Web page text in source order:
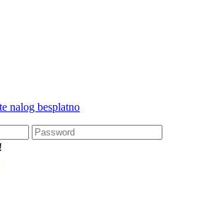
nalog besplatno